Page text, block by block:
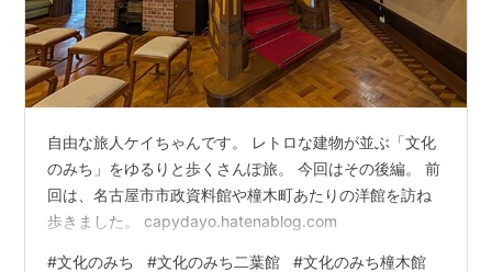
自由な旅人ケイちゃんです。 レトロな建物が並ぶ「文化
のみち」をゆるりと歩くさんぽ旅。 今回はその後編。 前
回は、名古屋市市政資料館や橦木町あたりの洋館を訪ね
歩きました。 capydayo.hatenablog.com
#文化のみち #文化のみち二葉館 #文化のみち橦木館